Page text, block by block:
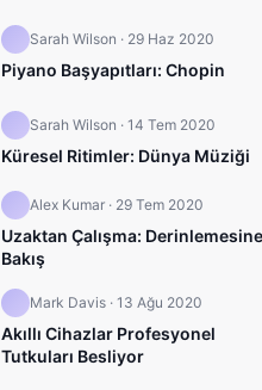
Sarah Wilson · 29 Haz 2020
Piyano Başyapıtları: Chopin
Sarah Wilson · 14 Tem 2020
Küresel Ritimler: Dünya Müziği
Alex Kumar · 29 Tem 2020
Uzaktan Çalışma: Derinlemesine
Bakış
Mark Davis · 13 Ağu 2020
Akıllı Cihazlar Profesyonel
Tutkuları Besliyor